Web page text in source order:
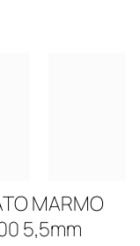
MARMO
5,5mm